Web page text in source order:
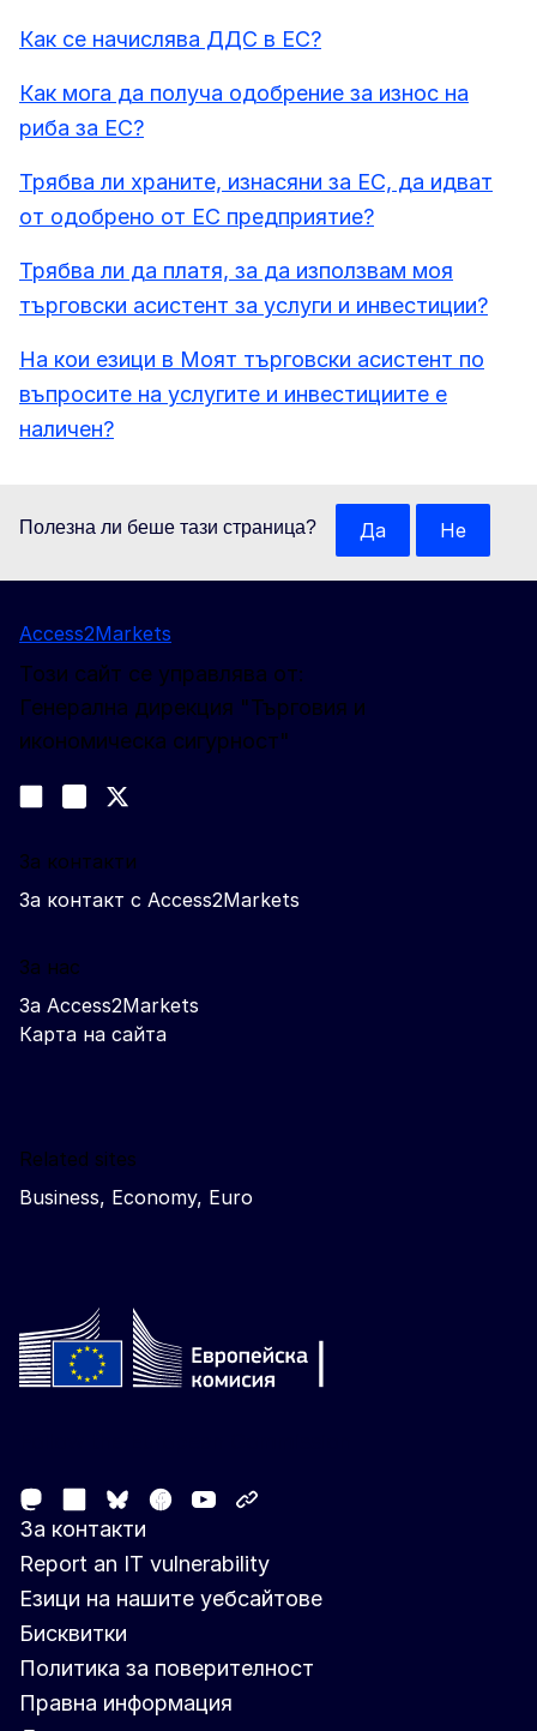
Как се начислява ДДС в ЕС?
Как мога да получа одобрение за износ на
риба за ЕС?
Трябва ли храните, изнасяни за ЕС, да идват
от одобрено от ЕС предприятие?
Трябва ли да платя, за да използвам моя
търговски асистент за услуги и инвестиции?
На кои езици в Моят търговски асистент по
въпросите на услугите и инвестициите е
наличен?
Полезна ли беше тази страница? Да Не
Access2Markets
Този сайт се управлява от:
Генерална дирекция "Търговия и
икономическа сигурност"
Join us on LinkedIn
Trade-Off podcast
За контакти
За контакт с Access2Markets
За нас
За Access2Markets
Карта на сайта
Related sites
Business, Economy, Euro
MastodonLinkedIn
Bluesky
Facebook
Youtube
За контакти
Report an IT vulnerability
Езици на нашите уебсайтове
Бисквитки
Политика за поверителност
Правна информация